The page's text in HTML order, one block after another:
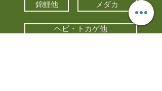
錦鯉他 メダカ
ヘビ・トカゲ他